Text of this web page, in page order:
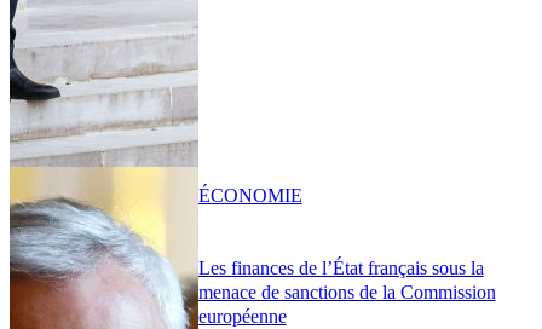
Les finances de l’État français sous la
menace de sanctions de la Commission
européenne
ÉCONOMIE